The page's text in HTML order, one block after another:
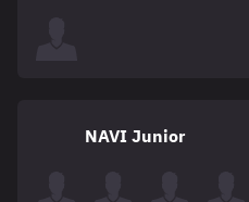
NAVI Junior